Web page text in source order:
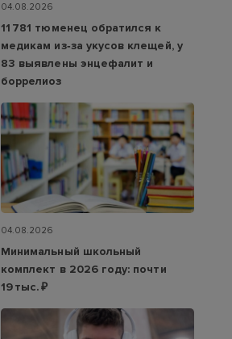
04.08.2026
11 781 тюменец обратился к
медикам из‑за укусов клещей, у
83 выявлены энцефалит и
боррелиоз
04.08.2026
Минимальный школьный
комплект в 2026 году: почти
19 тыс. ₽